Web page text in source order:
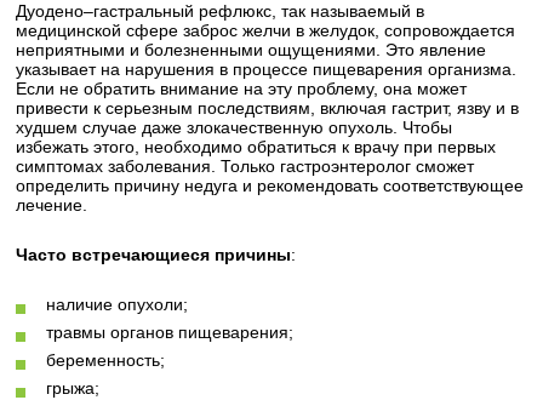
Дуодено–гастральный рефлюкс, так называемый в
медицинской сфере заброс желчи в желудок, сопровождается
неприятными и болезненными ощущениями. Это явление
указывает на нарушения в процессе пищеварения организма.
Если не обратить внимание на эту проблему, она может
привести к серьезным последствиям, включая гастрит, язву и в
худшем случае даже злокачественную опухоль. Чтобы
избежать этого, необходимо обратиться к врачу при первых
симптомах заболевания. Только гастроэнтеролог сможет
определить причину недуга и рекомендовать соответствующее
лечение.
Часто встречающиеся причины:
наличие опухоли;
травмы органов пищеварения;
беременность;
грыжа;